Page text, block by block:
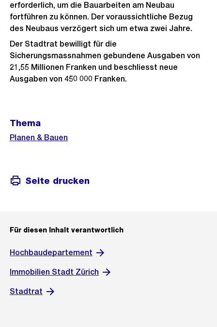
erforderlich, um die Bauarbeiten am Neubau
fortführen zu können. Der voraussichtliche Bezug
des Neubaus verzögert sich um etwa zwei Jahre.
Der Stadtrat bewilligt für die
Sicherungsmassnahmen gebundene Ausgaben von
21,55 Millionen Franken und beschliesst neue
Ausgaben von 450 000 Franken.
Informationen
Thema
Planen & Bauen
Seite drucken
Für diesen Inhalt verantwortlich
Hochbaudepartement
Immobilien Stadt Zürich
Stadtrat